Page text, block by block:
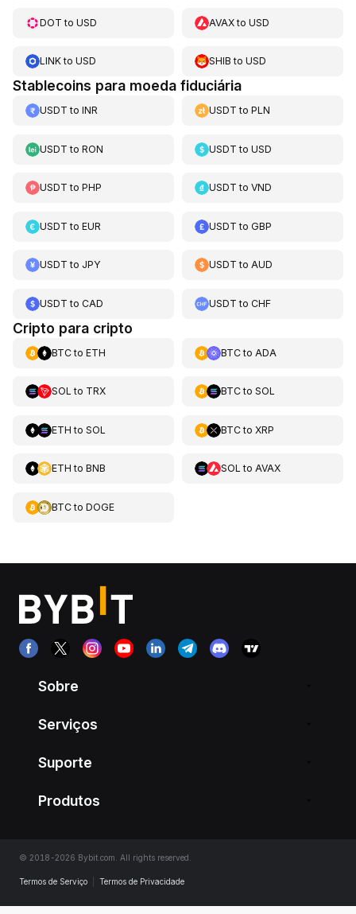
DOT to USD AVAXtoUSD
LINKto USD SHIB toUSD
Stablecoins para moeda fiduciária
USDT to INR USDT toPLN
USDT to RON USDT toUSD
USDT to PHP USDT toVND
USDT to EUR USDT toGBP
USDT to JPY USDT toAUD
USDT to CAD USDT toCHF
Cripto para cripto
BTCto ETH BTCto ADA
SOL to TRX BTCto SOL
ETH to SOL BTCto XRP
ETH to BNB SOL to AVAX
BTCto DOGE
Sobre
Serviços
Suporte
Produtos
© 2018-2026 Bybit.com. All rights reserved.
Termos de Serviço Termos de Privacidade